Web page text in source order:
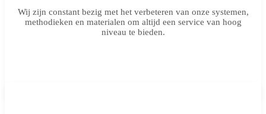
Wij zijn constant bezig met het verbeteren van onze systemen,
methodieken en materialen om altijd een service van hoog
niveau te bieden.